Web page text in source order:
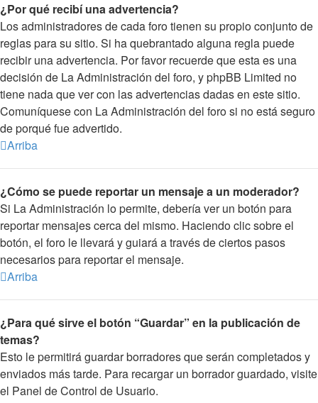
¿Por qué recibí una advertencia?
Los administradores de cada foro tienen su propio conjunto de
reglas para su sitio. Si ha quebrantado alguna regla puede
recibir una advertencia. Por favor recuerde que esta es una
decisión de La Administración del foro, y phpBB Limited no
tiene nada que ver con las advertencias dadas en este sitio.
Comuníquese con La Administración del foro si no está seguro
de porqué fue advertido.
Arriba
¿Cómo se puede reportar un mensaje a un moderador?
Si La Administración lo permite, debería ver un botón para
reportar mensajes cerca del mismo. Haciendo clic sobre el
botón, el foro le llevará y guiará a través de ciertos pasos
necesarios para reportar el mensaje.
Arriba
¿Para qué sirve el botón “Guardar” en la publicación de
temas?
Esto le permitirá guardar borradores que serán completados y
enviados más tarde. Para recargar un borrador guardado, visite
el Panel de Control de Usuario.